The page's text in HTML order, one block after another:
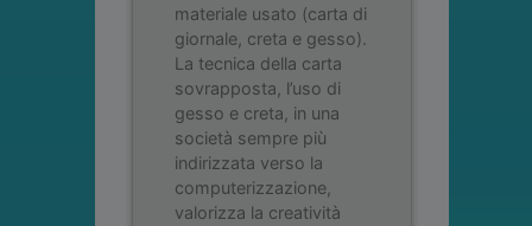
materiale usato (carta di
giornale, creta e gesso).
La tecnica della carta
sovrapposta, l’uso di
gesso e creta, in una
società sempre più
indirizzata verso la
computerizzazione,
valorizza la creatività